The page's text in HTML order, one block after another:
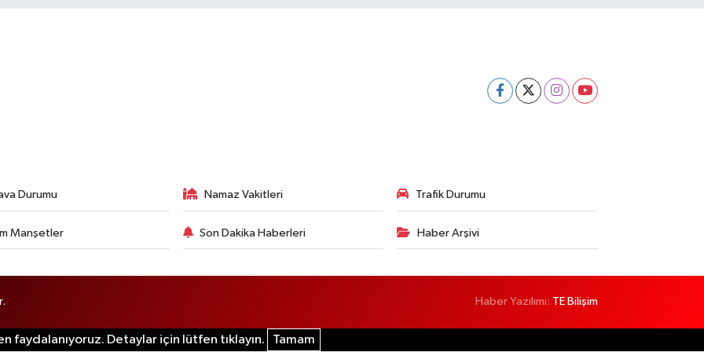
Durumu Namaz Vakitleri Trafik Durumu
Manşetler Son Dakika Haberleri Haber Arşivi
Haber Yazılımı: TE Bilişim
faydalanıyoruz. Detaylar için lütfen tıklayın. Tamam